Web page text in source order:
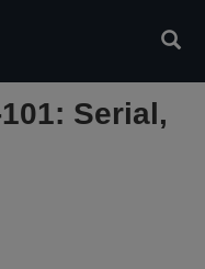
Serial,